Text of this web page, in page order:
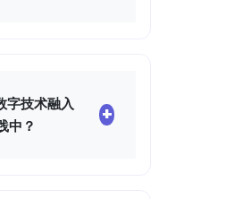
证费用。一些雇主
培训，并且可以动
字技术融入
中？
+